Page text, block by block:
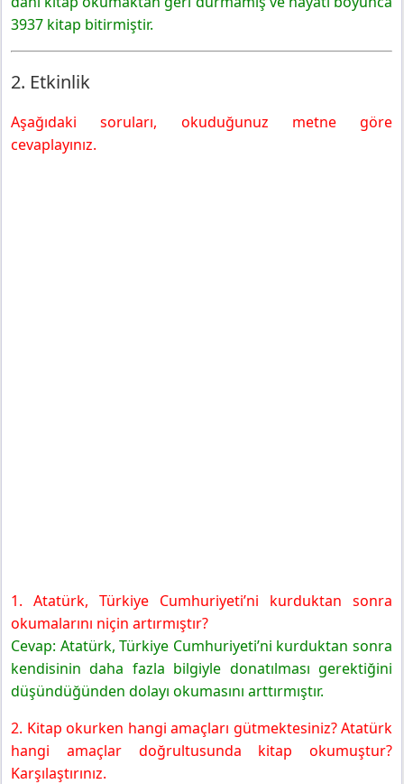
3937 kitap bitirmiştir.
2. Etkinlik
Aşağıdaki soruları, okuduğunuz metne göre
cevaplayınız.
1. Atatürk, Türkiye Cumhuriyeti’ni kurduktan sonra
okumalarını niçin artırmıştır?
Cevap: Atatürk, Türkiye Cumhuriyeti’ni kurduktan sonra
kendisinin daha fazla bilgiyle donatılması gerektiğini
düşündüğünden dolayı okumasını arttırmıştır.
2. Kitap okurken hangi amaçları gütmektesiniz? Atatürk
hangi amaçlar doğrultusunda kitap okumuştur?
Karşılaştırınız.